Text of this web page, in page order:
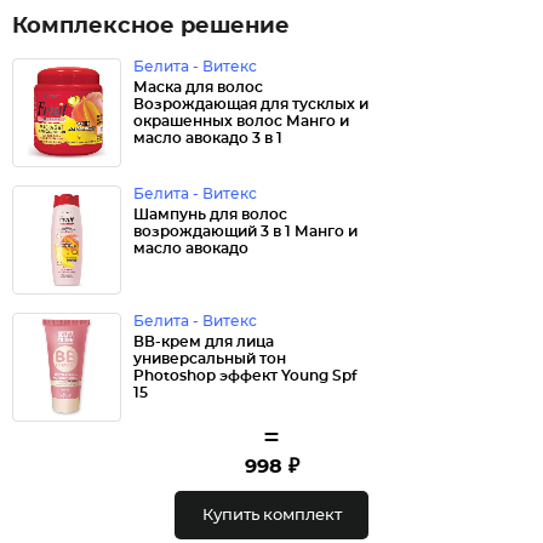
Комплексное решение
Белита - Витекс
Маска для волос
Возрождающая для тусклых и
окрашенных волос Манго и
масло авокадо 3 в 1
Белита - Витекс
Шампунь для волос
возрождающий 3 в 1 Манго и
масло авокадо
Белита - Витекс
ВВ-крем для лица
универсальный тон
Photoshop эффект Young Spf
15
=
998 ₽
Купить комплект